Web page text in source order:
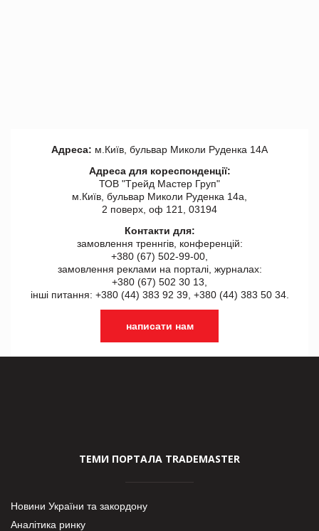
Адреса: м.Київ, бульвар Миколи Руденка 14А
Адреса для кореспонденції:
ТОВ "Tрейд Мастер Груп"
м.Київ, бульвар Миколи Руденка 14а,
2 поверх, оф 121, 03194
Контакти для:
замовлення треннгів, конференцій:
+380 (67) 502-99-00,
замовлення реклами на порталі, журналах:
+380 (67) 502 30 13,
інші питання: +380 (44) 383 92 39, +380 (44) 383 50 34.
написати нам
ТЕМИ ПОРТАЛА TRADEMASTER
Новини України та закордону
Аналітика ринку